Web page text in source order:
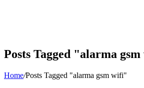
Posts Tagged "alarma
Home/Posts Tagged "alarma gsm wifi"